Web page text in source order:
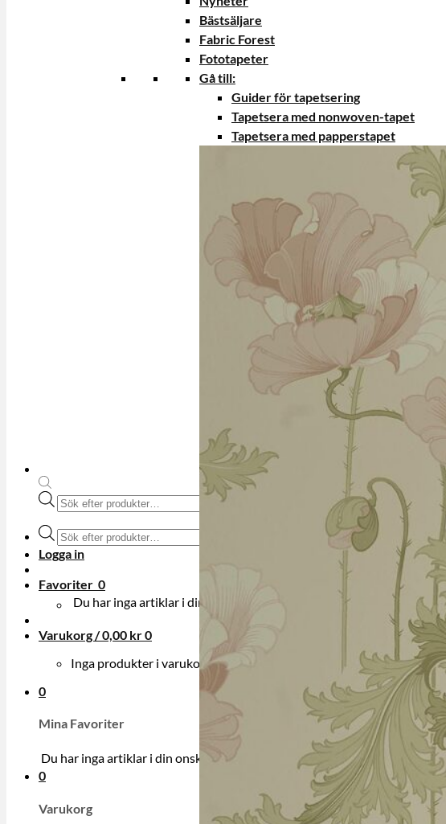
Produktsökning
Produktsökning
Logga in
Favoriter 0
Du har inga artiklar i din onskelista.
Varukorg /0,00 kr0
Inga produkter i varukorgen.
0
Mina Favoriter
Du har inga artiklar i din onskelista.
0
Varukorg
Bästsäljare
Fabric Forest
Fototapeter
Gå till:
Guider för tapetsering
Tapetsera med nonwoven-tapet
Tapetsera med papperstapet